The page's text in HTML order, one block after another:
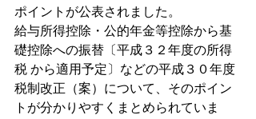
ポイントが公表されました。
給与所得控除・公的年金等控除から基
礎控除への振替〔平成３２年度の所得
税 から適用予定〕などの平成３０年度
税制改正（案）について、そのポイン
トが分かりやすくまとめられていま